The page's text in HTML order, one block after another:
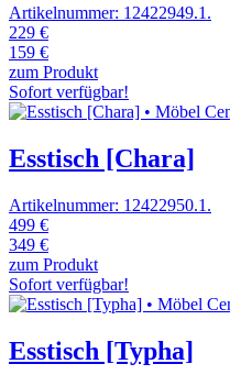
Artikelnummer: 12422949.1.
229 €
159 €
zum Produkt
Sofort verfügbar!
Esstisch [Chara]
Artikelnummer: 12422950.1.
499 €
349 €
zum Produkt
Sofort verfügbar!
Esstisch [Typha]